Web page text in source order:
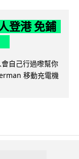
登港 免鋪
自己行過嚟幫你
移動充電機